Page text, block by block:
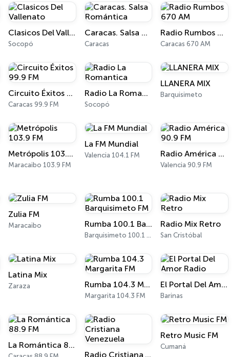
Clasicos Del Vallenato
Socopó
Caracas. Salsa Romántica
Caracas
Radio Rumbos 670 AM
Caracas 670 AM
Circuito Éxitos 99.9 FM
Caracas 99.9 FM
Radio La Romantica
Socopó
LLANERA MIX
Barquisimeto
Metrópolis 103.9 FM
Maracaibo 103.9 FM
La FM Mundial
Valencia 104.1 FM Radio América 90.9 FM
Valencia 90.9 FM
Zulia FM
Maracaibo Rumba 100.1 Barquisimeto FM
Barquisimeto 100.1 FM
Radio Mix Retro
San Cristóbal
Latina Mix
Zaraza Rumba 104.3 Margarita FM
Margarita 104.3 FM
El Portal Del Amor Radio
Barinas
La Romántica 88.9 FM
Radio Cristiana Venezuela
Retro Music FM
Cumaná